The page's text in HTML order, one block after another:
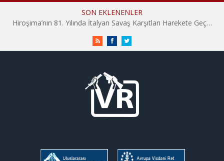
SON EKLENENLER
Hiroşima’nın 81. Yılında İtalyan Savaş Karşıtları Harekete Geçti: “Hatırlamak yeterli değil”
RSS FacebookTwitter